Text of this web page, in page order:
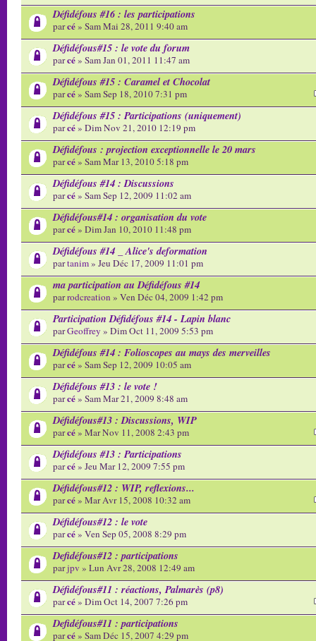
Défidéfous #16 : les participations
parcé» Sam Mai 28, 2011 9:40 am
Défidéfous#15 : le vote du forum
parcé» Sam Jan 01, 2011 11:47 am
Défidéfous #15 : Caramel et Chocolat
parcé» Sam Sep 18, 2010 7:31 pm
Défidéfous #15 : Participations (uniquement)
parcé» Dim Nov 21, 2010 12:19 pm
Défidéfous : projection exceptionnelle le 20 mars
parcé» Sam Mar 13, 2010 5:18 pm
Défidéfous #14 : Discussions
parcé» Sam Sep 12, 2009 11:02 am
Défidéfous#14 : organisation du vote
parcé» Dim Jan 10, 2010 11:48 pm
Défidéfous #14 _ Alice's deformation
partanim» Jeu Déc 17, 2009 11:01 pm
ma participation au Défidéfous #14
parrodcreation » Ven Déc 04, 2009 1:42 pm
Participation Défidéfous #14 - Lapin blanc
parGeoffrey » Dim Oct 11, 2009 5:53 pm
Défidéfous #14 : Folioscopes au mays des merveilles
parcé» Sam Sep 12, 2009 10:05 am
Défidéfous #13 : le vote !
parcé» Sam Mar 21, 2009 8:48 am
Défidéfous#13 : Discussions, WIP
parcé» Mar Nov 11, 2008 2:43 pm
Défidéfous #13 : Participations
parcé» Jeu Mar 12, 2009 7:55 pm
Défidéfous#12 : WIP, reflexions...
parcé» Mar Avr 15, 2008 10:32 am
Défidéfous#12 : le vote
parcé» Ven Sep 05, 2008 8:29 pm
Defidéfous#12 : participations
parjpv » Lun Avr 28, 2008 12:49 am
Défidéfous#11 : réactions, Palmarès (p8)
parcé» Dim Oct 14, 2007 7:26 pm
Defidéfous#11 : participations
parcé» Sam Déc 15, 2007 4:29 pm